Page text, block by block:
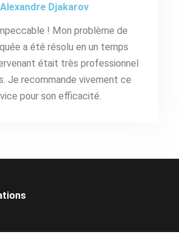
Alexandre Djakarov
! Mon problème de
a été résolu en un temps
était très professionnel
Je recommande vivement ce
pour son efficacité.